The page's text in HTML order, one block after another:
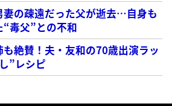
の疎遠だった父が逝去…自身も
毒父”との不和
絶賛！夫・友和の70歳出演ラッ
”レシピ